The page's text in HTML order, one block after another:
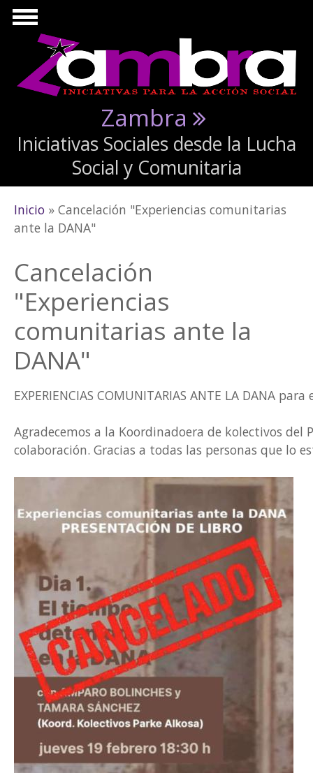
Pasar al contenido principal
Zambra
Iniciativas Sociales desde la Lucha
Social y Comunitaria
Se encuentra usted aquí
Inicio » Cancelación "Experiencias comunitarias
ante la DANA"
Cancelación
"Experiencias
comunitarias ante la
DANA"
EXPERIENCIAS COMUNITARIAS ANTE LA DANA
Agradecemos a la Koordinadoera de kolectivos
colaboración. Gracias a todas las personas que lo